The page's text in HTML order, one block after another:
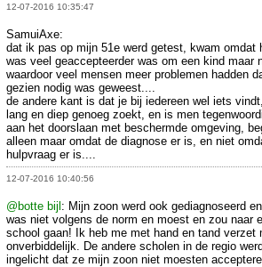
12-07-2016 10:35:47
SamuiAxe:
dat ik pas op mijn 51e werd getest, kwam omdat
was veel geaccepteerder was om een kind maar
waardoor veel mensen meer problemen hadden
gezien nodig was geweest....
de andere kant is dat je bij iedereen wel iets
lang en diep genoeg zoekt, en is men
aan het doorslaan met beschermde omgeving,
alleen maar omdat de diagnose er is, en niet
hulpvraag er is....
12-07-2016 10:40:56
@botte bijl : Mijn zoon werd ook gediagnoseerd
was niet volgens de norm en moest en zou naar
school gaan! Ik heb me met hand en tand verzet
onverbiddelijk. De andere scholen in de regio
ingelicht dat ze mijn zoon niet moesten